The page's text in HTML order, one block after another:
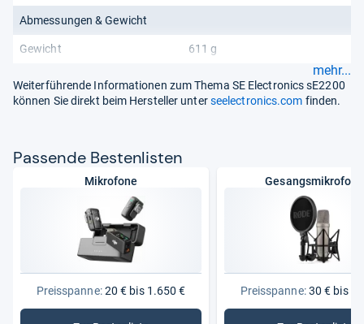
Abmessungen & Gewicht
Gewicht 611 g
mehr...
Weiterführende Informationen zum Thema SE Electronics sE2200
können Sie direkt beim Hersteller unterseelectronics.com finden.
Pas­sende Bes­ten­lis­ten
Mikrofone
Preisspanne:20 € bis 1.650 €
Gesangsmikrofone
Preisspanne:30 € bis